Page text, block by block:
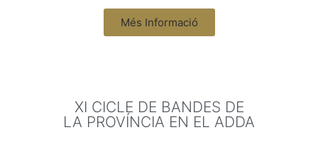
Més Informació
XI CICLE DE BANDES DE
LA PROVÍNCIA EN EL ADDA